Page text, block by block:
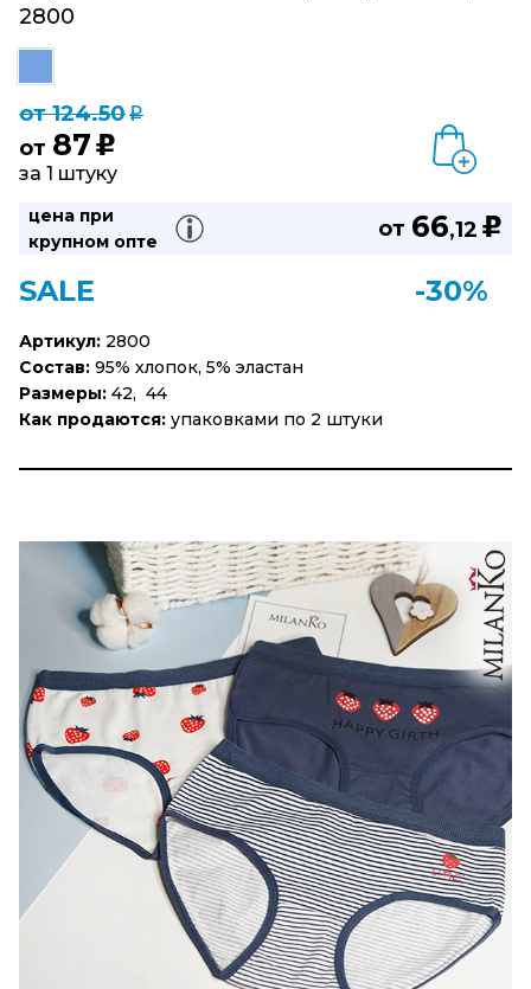
2800
от 124.50q
от 87 u
за 1 штуку
цена при
крупном опте
от 66,12 u
SALE -30%
Артикул: 2800
Состав: 95% хлопок, 5% эластан
Размеры: 42, 44
Как продаются: упаковками по 2 штуки